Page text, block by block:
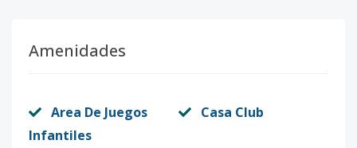
Amenidades
Area De Juegos
Infantiles
Casa Club